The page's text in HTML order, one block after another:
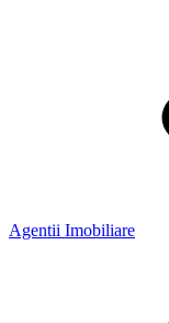
Agentii Imobiliare